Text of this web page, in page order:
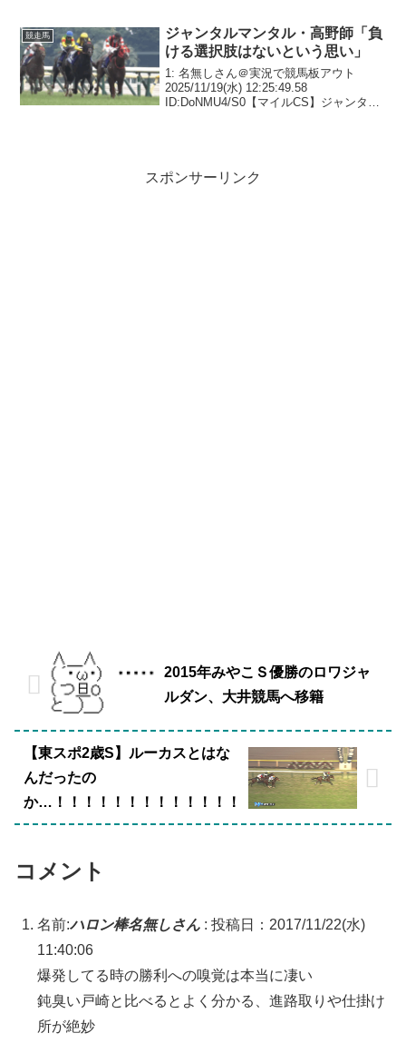
競走馬
ジャンタルマンタル・高野師「負
ける選択肢はないという思い」
1: 名無しさん＠実況で競馬板アウト
2025/11/19(水) 12:25:49.58
ID:DoNMU4/S0【マイルCS】ジャンタル
スポンサーリンク
2015年みやこＳ優勝のロワジャ
ルダン、大井競馬へ移籍
【東スポ2歳S】ルーカスとはな
んだったの
か…！！！！！！！！！！！！！
コメント
名前:ハロン棒名無しさん : 投稿日：2017/11/22(水)
11:40:06
爆発してる時の勝利への嗅覚は本当に凄い
鈍臭い戸崎と比べるとよく分かる、進路取りや仕掛け
所が絶妙